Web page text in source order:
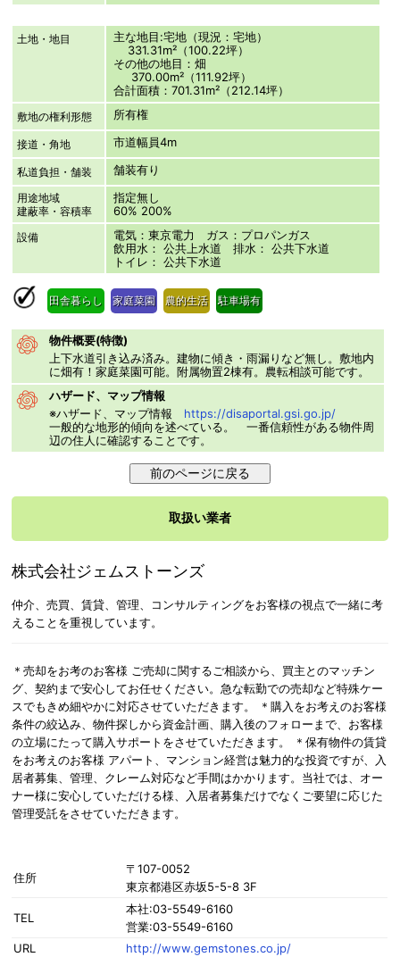
土地・地目
主な地目:宅地（現況：宅地）
331.31m²（100.22坪）
その他の地目：畑
370.00m²（111.92坪）
合計面積：701.31m²（212.14坪）
敷地の権利形態 所有権
接道・角地 市道幅員4m
私道負担・舗装 舗装有り
用途地域
建蔽率・容積率
指定無し
60% 200%
設備
電気：東京電力 ガス：プロパンガス
飲用水： 公共上水道 排水： 公共下水道
トイレ： 公共下水道
田舎暮らし 家庭菜園 農的生活 駐車場有
物件概要(特徴)
上下水道引き込み済み。建物に傾き・雨漏りなど無し。敷地内
に畑有！家庭菜園可能。附属物置2棟有。農転相談可能です。
ハザード、マップ情報
※ハザード、マップ情報 https://disaportal.gsi.go.jp/
一般的な地形的傾向を述べている。 一番信頼性がある物件周
辺の住人に確認することです。
取扱い業者
株式会社ジェムストーンズ
仲介、売買、賃貸、管理、コンサルティングをお客様の視点で一緒に考
えることを重視しています。
＊売却をお考のお客様 ご売却に関するご相談から、買主とのマッチン
グ、契約まで安心してお任せください。急な転勤での売却など特殊ケー
スでもきめ細やかに対応させていただきます。 ＊購入をお考えのお客様
条件の絞込み、物件探しから資金計画、購入後のフォローまで、お客様
の立場にたって購入サポートをさせていただきます。 ＊保有物件の賃貸
をお考えのお客様 アパート、マンション経営は魅力的な投資ですが、入
居者募集、管理、クレーム対応など手間はかかります。当社では、オー
ナー様に安心していただける様、入居者募集だけでなくご要望に応じた
管理受託をさせていただきます。
住所
〒107-0052
東京都港区赤坂5-5-8 3F
TEL
本社:03-5549-6160
営業:03-5549-6160
URL
http://www.gemstones.co.jp/